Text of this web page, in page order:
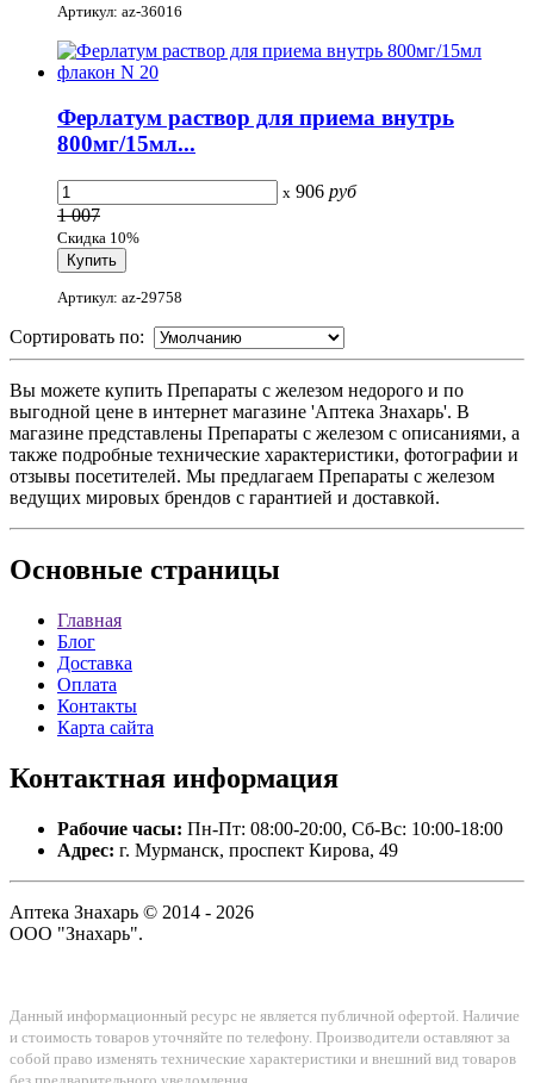
Артикул: az-36016
Ферлатум раствор для приема внутрь
800мг/15мл...
x 906 руб
1 007
Скидка 10%
Артикул: az-29758
Сортировать по:
Вы можете купить Препараты с железом недорого и по
выгодной цене в интернет магазине 'Аптека Знахарь'. В
магазине представлены Препараты с железом с описаниями, а
также подробные технические характеристики, фотографии и
отзывы посетителей. Мы предлагаем Препараты с железом
ведущих мировых брендов с гарантией и доставкой.
Основные страницы
Главная
Блог
Доставка
Оплата
Контакты
Карта сайта
Контактная информация
Рабочие часы: Пн-Пт: 08:00-20:00, Сб-Вс: 10:00-18:00
Адрес: г. Мурманск, проспект Кирова, 49
Аптека Знахарь © 2014 - 2026
ООО "Знахарь".
Данный информационный ресурс не является публичной офертой. Наличие
и стоимость товаров уточняйте по телефону. Производители оставляют за
собой право изменять технические характеристики и внешний вид товаров